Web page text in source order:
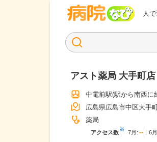
人
病院
アスト薬局 大手町店
中電前駅(駅から南西に
広島県広島市中区大手
薬局
アクセス数※ 7月 : -- 6月